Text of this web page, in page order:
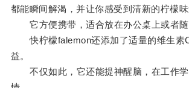
都能瞬间解渴，并让你感受到清新的柠檬味
它方便携带，适合放在办公桌上或者随
快柠檬falemon还添加了适量的维生素
益。
不仅如此，它还能提神醒脑，在工作学